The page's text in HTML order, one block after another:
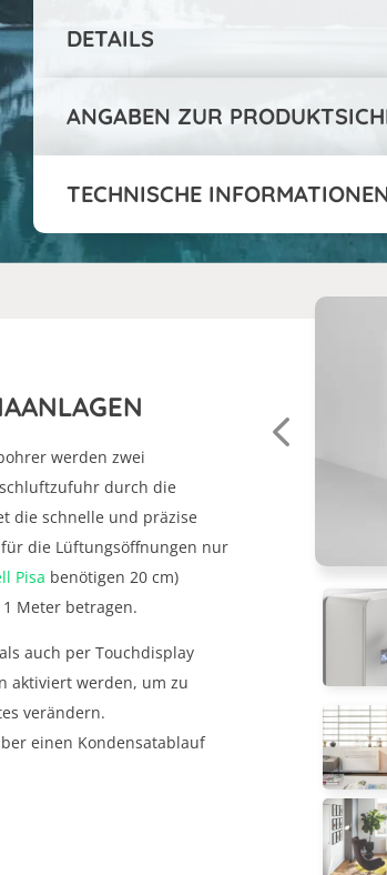
DETAILS
ANGABEN ZUR
TECHNISCHE
werden zwei
durch die
die schnelle und präzise
die Lüftungsöffnungen nur
Pisa benötigen 20 cm)
Meter betragen.
auch per Touchdisplay
aktiviert werden, um zu
verändern.
einen Kondensatablauf